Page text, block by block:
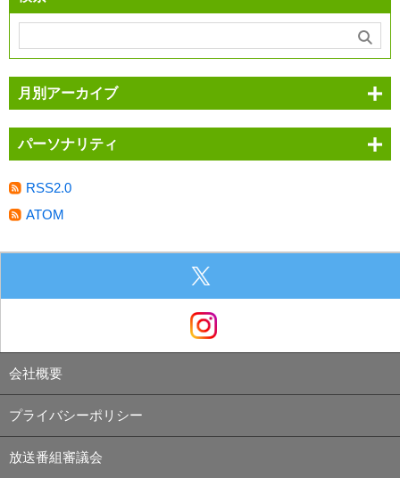
月別アーカイブ
パーソナリティ
RSS2.0
ATOM
会社概要
プライバシーポリシー
放送番組審議会